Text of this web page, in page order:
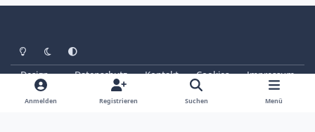
Heller ModusDunkler Modus
Systemeinstellung
Design Datenschutz Kontakt Cookies
Impressum
© Copyright 2025 - SAABoteure e. V.
Powered by Invision Community
Anmelden Registrieren Suchen Menü